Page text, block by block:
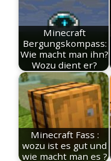
Minecraft
Bergungskompass:
Wie macht man ihn?
Wozu dient er?
Minecraft Fass :
wozu ist es gut und
wie macht man es ?